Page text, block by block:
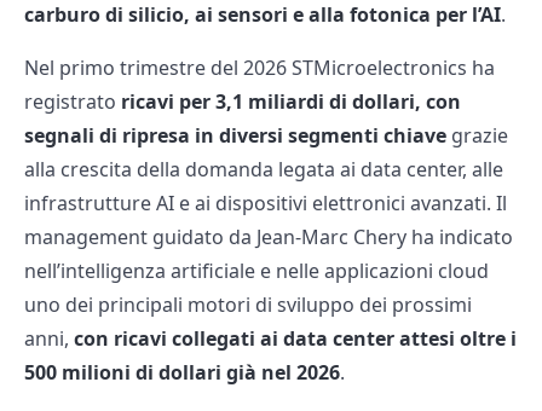
carburo di silicio, ai sensori e alla fotonica per l’AI.
Nel primo trimestre del 2026 STMicroelectronics ha
registrato ricavi per 3,1 miliardi di dollari, con
segnali di ripresa in diversi segmenti chiave grazie
alla crescita della domanda legata ai data center, alle
infrastrutture AI e ai dispositivi elettronici avanzati. Il
management guidato da Jean-Marc Chery ha indicato
nell’intelligenza artificiale e nelle applicazioni cloud
uno dei principali motori di sviluppo dei prossimi
anni, con ricavi collegati ai data center attesi oltre i
500 milioni di dollari già nel 2026.